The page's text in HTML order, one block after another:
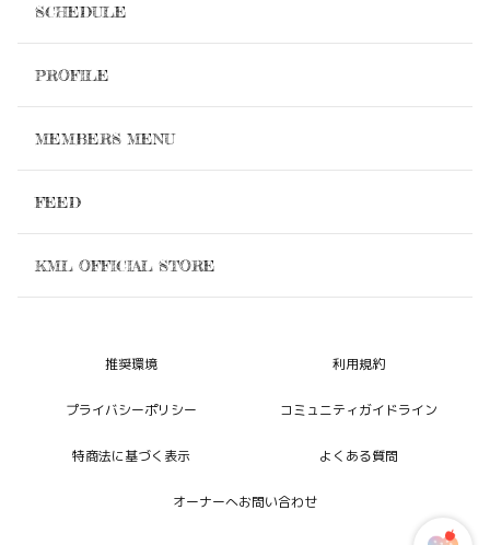
SCHEDULE
PROFILE
MEMBERS MENU
FEED
KML OFFICIAL STORE
推奨環境 利用規約
プライバシーポリシー コミュニティガイドライン
特商法に基づく表示 よくある質問
オーナーへお問い合わせ